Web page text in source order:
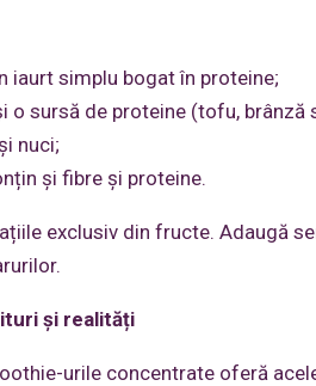
iaurt simplu bogat în proteine;
o sursă de proteine (tofu, brânză
nuci;
și fibre și proteine.
exclusiv din fructe. Adaugă
și realități
urile concentrate oferă